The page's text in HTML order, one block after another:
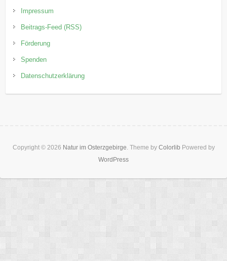
Impressum
Beitrags-Feed (RSS)
Förderung
Spenden
Datenschutzerklärung
Copyright © 2026 Natur im Osterzgebirge. Theme by Colorlib Powered by
WordPress